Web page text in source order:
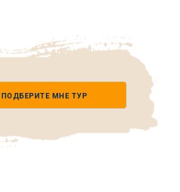
ПОДБЕРИТЕ МНЕ ТУР